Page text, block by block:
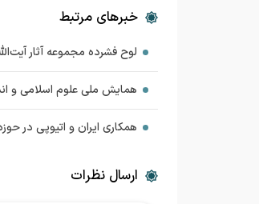
خبرهای مرتبط
لوح فشرده مجموعه آثار
همایش ملی علوم اسلامی و
همکاری ایران و اتیوپی در
ارسال نظرات